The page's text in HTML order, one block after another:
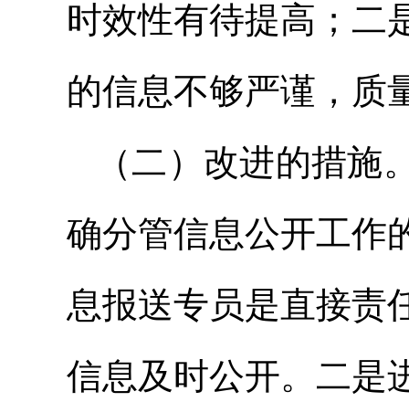
时效性有待提高；二
的信息不够严谨，质
（二）改进的措
确分管信息公开工作
息报送专员是直接责
信息及时公开。二是